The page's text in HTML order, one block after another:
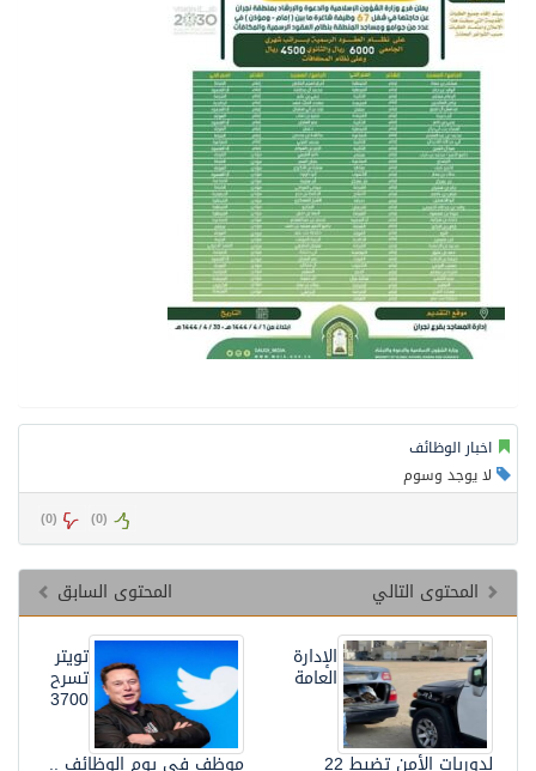
اخبار الوظائف
لا يوجد وسوم
(
0
) (
0
)
المحتوى السابق
المحتوى التالي
تويتر
تسرح
3700
موظف في يوم الوظائف ..
الإدارة
العامة
لدوريات الأمن تضبط 22